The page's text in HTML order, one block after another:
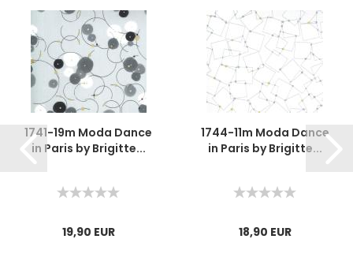
1741-19m Moda Dance
in Paris by Brigitte...
19,90 EUR
1744-11m Moda Dance
in Paris by Brigitte...
18,90 EUR